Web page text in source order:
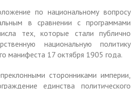
по национальному вопросу
в сравнении с программами
тех, которые стали публично
национальную политику
манифеста 17 октября 1905 года.
сторонниками империи,
единства политического